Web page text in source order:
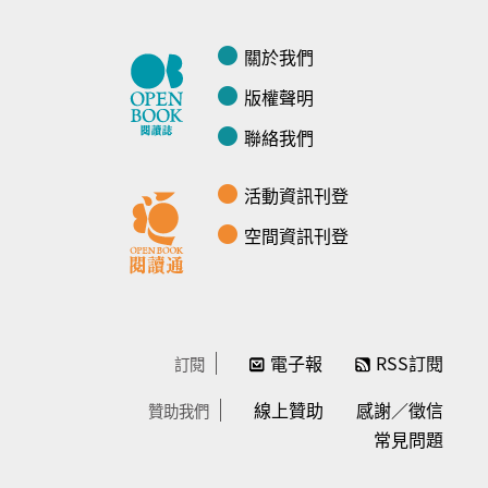
關於我們
版權聲明
聯絡我們
活動資訊刊登
空間資訊刊登
訂閱 電子報 RSS訂閱
贊助我們 線上贊助
感謝／徵信
常見問題